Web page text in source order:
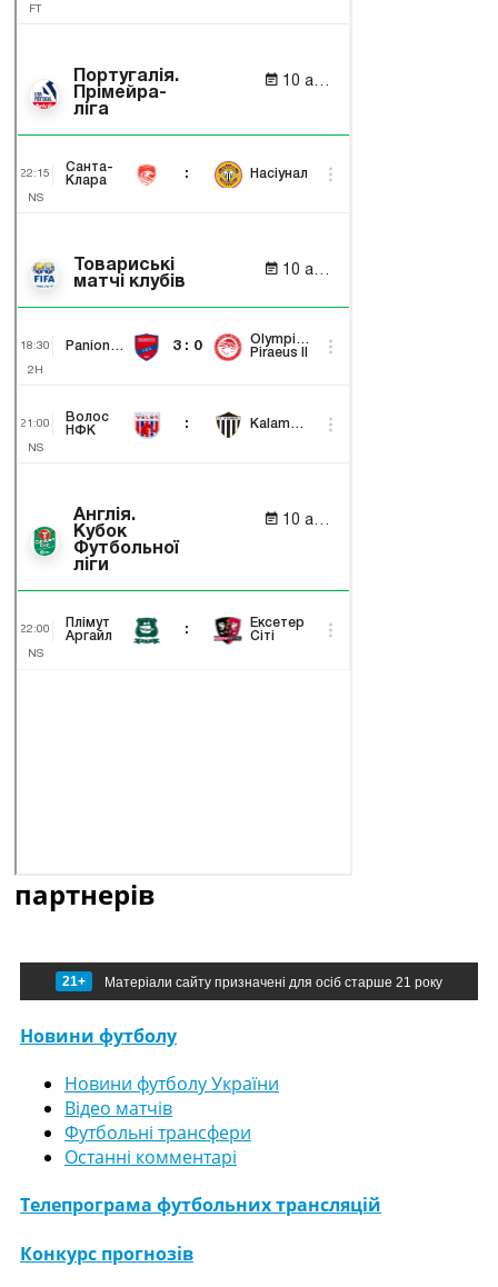
партнерів
21+ Матеріали сайту призначені для осіб старше 21 року
Новини футболу
Новини футболу України
Відео матчів
Футбольні трансфери
Останні комментарі
Телепрограма футбольних трансляцій
Конкурс прогнозів